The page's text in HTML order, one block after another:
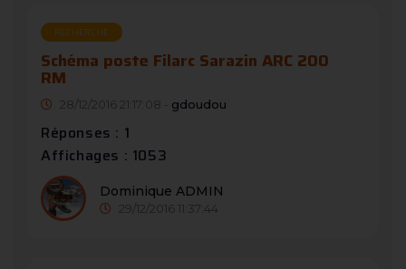
RECHERCHE
Schéma poste Filarc Sarazin ARC 200
RM
28/12/2016 21:17:08 - gdoudou
Réponses : 1
Affichages : 1053
Dominique ADMIN
29/12/2016 11:37:44